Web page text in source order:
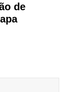
de